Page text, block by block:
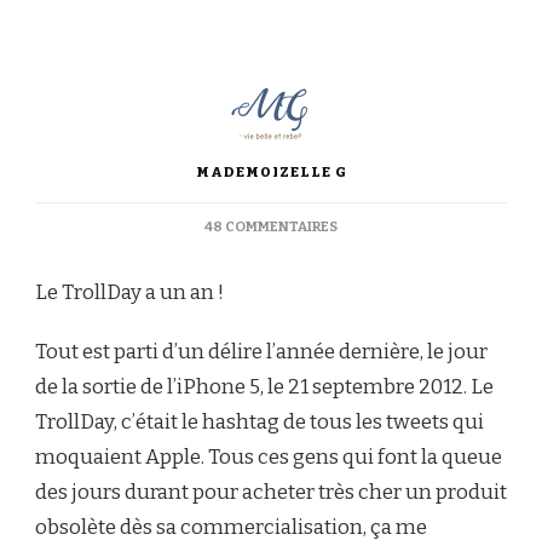
MADEMOIZELLE G
48 COMMENTAIRESSUR
AN
Le TrollDay a un an !
Tout est parti d’un délire l’année dernière, le jour
de la sortie de l’iPhone 5, le 21 septembre 2012. Le
TrollDay, c’était le hashtag de tous les tweets qui
moquaient Apple. Tous ces gens qui font la queue
des jours durant pour acheter très cher un produit
obsolète dès sa commercialisation, ça me